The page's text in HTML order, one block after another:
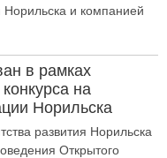
Норильска и компанией
в рамках
на
Норильска
развития Норильска
Открытого